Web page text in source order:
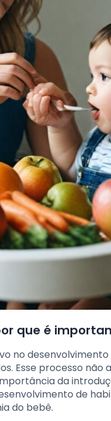
que é
no
Esse processo
da
de
do bebê.